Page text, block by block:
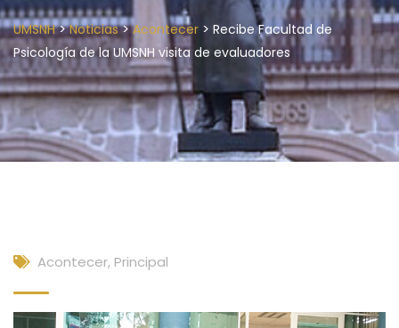
UMSNH>Noticias>Acontecer > Recibe Facultad de
Psicología de la UMSNH visita de evaluadores
Acontecer, Principal